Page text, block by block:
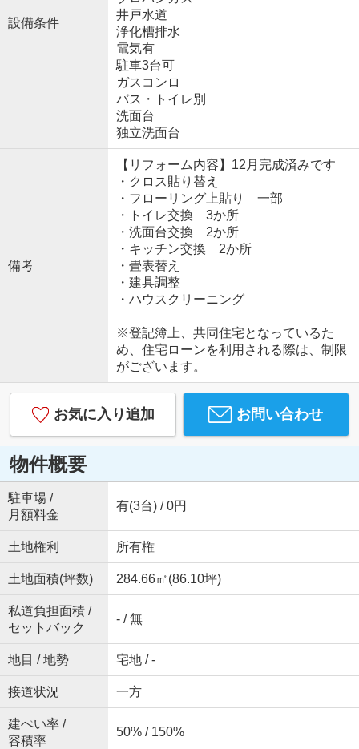
設備条件
井戸水道
浄化槽排水
電気有
駐車3台可
ガスコンロ
バス・トイレ別
洗面台
独立洗面台
備考
【リフォーム内容】12月完成済みです
・クロス貼り替え
・フローリング上貼り 一部
・トイレ交換 3か所
・洗面台交換 2か所
・キッチン交換 2か所
・畳表替え
・建具調整
・ハウスクリーニング
※登記簿上、共同住宅となっているた
め、住宅ローンを利用される際は、制限
がございます。
お気に入り追加 お問い合わせ
物件概要
駐車場 /
月額料金
有(3台) / 0円
土地権利 所有権
土地面積(坪数) 284.66㎡(86.10坪)
私道負担面積 /
セットバック
- / 無
地目 / 地勢 宅地 / -
接道状況 一方
建ぺい率 /
容積率
50% / 150%